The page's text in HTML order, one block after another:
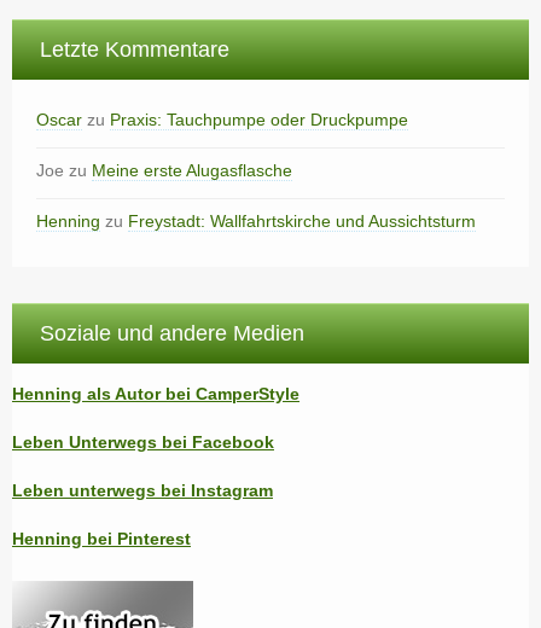
Letzte Kommentare
Oscar zu Praxis: Tauchpumpe oder Druckpumpe
Joe zu Meine erste Alugasflasche
Henning zu Freystadt: Wallfahrtskirche und Aussichtsturm
Soziale und andere Medien
Henning als Autor bei CamperStyle
Leben Unterwegs bei Facebook
Leben unterwegs bei Instagram
Henning bei Pinterest